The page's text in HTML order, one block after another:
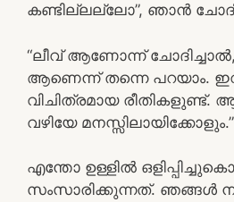
കണ്ടില്ലല്ലോ”, ഞാൻ
“ലീവ് ആണോന്ന്
ആണെന്ന് തന്നെ പറയാം.
വിചിത്രമായ രീതികളുണ്ട്.
വഴിയേ മനസ്സിലായിക്കോളും.”
എന്തോ ഉള്ളിൽ
സംസാരിക്കുന്നത്. ഞങ്ങൾ